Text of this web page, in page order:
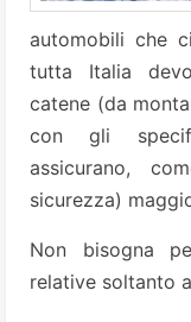
automobili che
tutta Italia
catene (da
con gli
assicurano,
sicurezza)
Non bisogna
relative soltanto